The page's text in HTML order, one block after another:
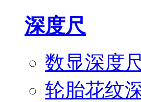
深度尺
数显深度尺
轮胎花纹